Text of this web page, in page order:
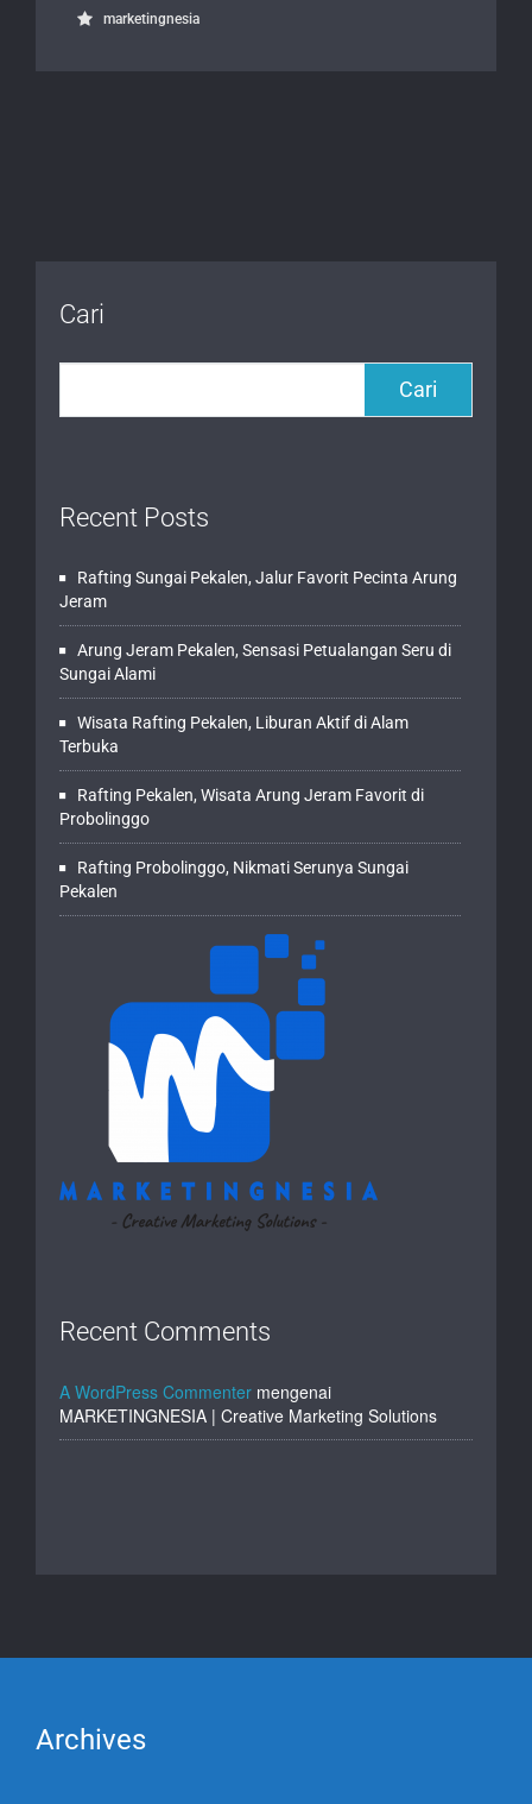
marketingnesia
Cari
Cari
Recent Posts
Rafting Sungai Pekalen, Jalur Favorit Pecinta Arung
Jeram
Arung Jeram Pekalen, Sensasi Petualangan Seru di
Sungai Alami
Wisata Rafting Pekalen, Liburan Aktif di Alam
Terbuka
Rafting Pekalen, Wisata Arung Jeram Favorit di
Probolinggo
Rafting Probolinggo, Nikmati Serunya Sungai
Pekalen
Recent Comments
A WordPress Commenter mengenai
MARKETINGNESIA | Creative Marketing Solutions
Archives